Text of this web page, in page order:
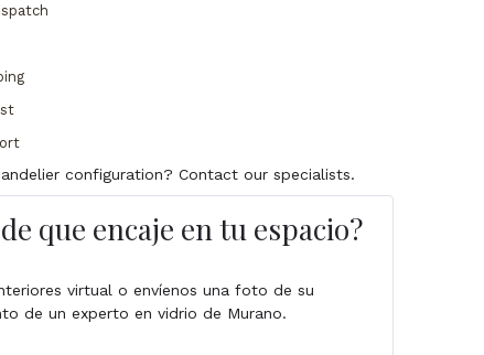
configuration? Contact our specialists.
que encaje en tu espacio?
virtual o envíenos una foto de su
de un experto en vidrio de Murano.